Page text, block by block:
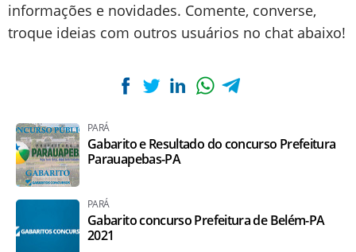
informações e novidades. Comente, converse,
troque ideias com outros usuários no chat abaixo!
PARÁ
Gabarito e Resultado do concurso Prefeitura
Parauapebas-PA
PARÁ
Gabarito concurso Prefeitura de Belém-PA
2021